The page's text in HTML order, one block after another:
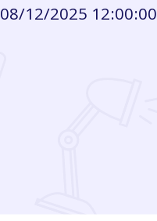
08/12/2025 12:00:00